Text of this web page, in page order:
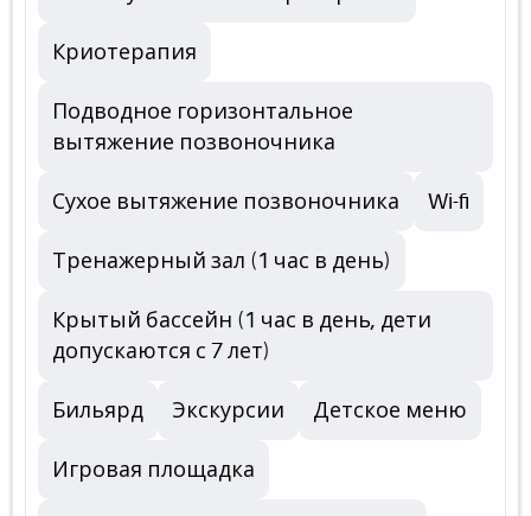
Криотерапия
Подводное горизонтальное
вытяжение позвоночника
Сухое вытяжение позвоночника Wi-fi
Тренажерный зал (1 час в день)
Крытый бассейн (1 час в день, дети
допускаются с 7 лет)
Бильярд Экскурсии Детское меню
Игровая площадка